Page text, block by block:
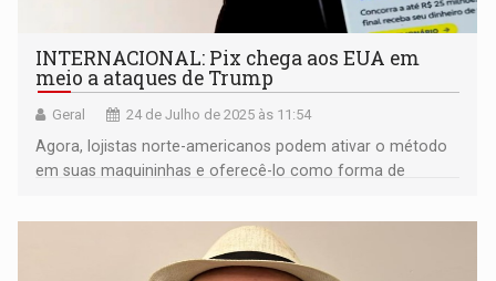
INTERNACIONAL: Pix chega aos EUA em
meio a ataques de Trump
Geral 24 de Julho de 2025 às 11:54
Agora, lojistas norte-americanos podem ativar o método
em suas maquininhas e oferecê-lo como forma de